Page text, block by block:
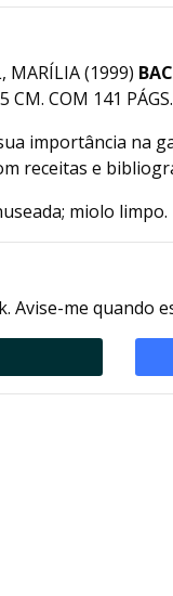
MARÍLIA (1999)
CM. COM 141
importância na
receitas e
miolo limpo.
Avise-me quando